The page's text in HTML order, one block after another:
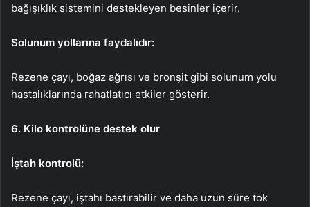
bağışıklık sistemini destekleyen besinler içerir.
Solunum yollarına faydalıdır:
Rezene çayı, boğaz ağrısı ve bronşit gibi solunum yolu
hastalıklarında rahatlatıcı etkiler gösterir.
6. Kilo kontrolüne destek olur
İştah kontrolü:
Rezene çayı, iştahı bastırabilir ve daha uzun süre tok